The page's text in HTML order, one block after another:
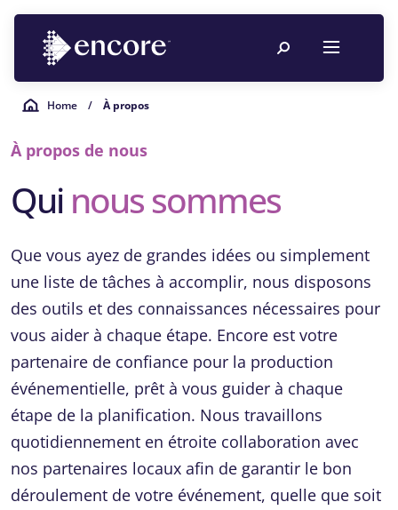
Home / À propos
À propos de nous
Qui nous sommes
Que vous ayez de grandes idées ou simplement
une liste de tâches à accomplir, nous disposons
des outils et des connaissances nécessaires pour
vous aider à chaque étape. Encore est votre
partenaire de confiance pour la production
événementielle, prêt à vous guider à chaque
étape de la planification. Nous travaillons
quotidiennement en étroite collaboration avec
nos partenaires locaux afin de garantir le bon
déroulement de votre événement, quelle que soit